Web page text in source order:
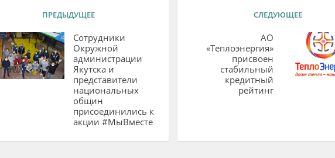
ПРЕДЫДУЩЕЕ
Сотрудники
Окружной
администрации
Якутска и
представители
национальных
общин
присоединились к
акции #МыВместе
СЛЕДУЮЩЕЕ
АО
«Теплоэнергия»
присвоен
стабильный
кредитный
рейтинг